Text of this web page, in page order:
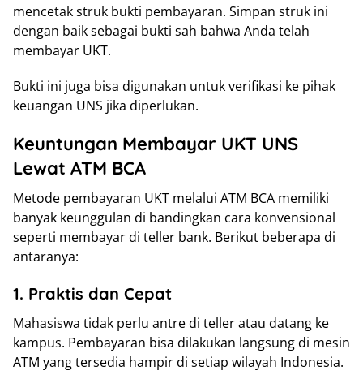
mencetak struk bukti pembayaran. Simpan struk ini
dengan baik sebagai bukti sah bahwa Anda telah
membayar UKT.
Bukti ini juga bisa digunakan untuk verifikasi ke pihak
keuangan UNS jika diperlukan.
Keuntungan Membayar UKT UNS
Lewat ATM BCA
Metode pembayaran UKT melalui ATM BCA memiliki
banyak keunggulan di bandingkan cara konvensional
seperti membayar di teller bank. Berikut beberapa di
antaranya:
1. Praktis dan Cepat
Mahasiswa tidak perlu antre di teller atau datang ke
kampus. Pembayaran bisa dilakukan langsung di mesin
ATM yang tersedia hampir di setiap wilayah Indonesia.